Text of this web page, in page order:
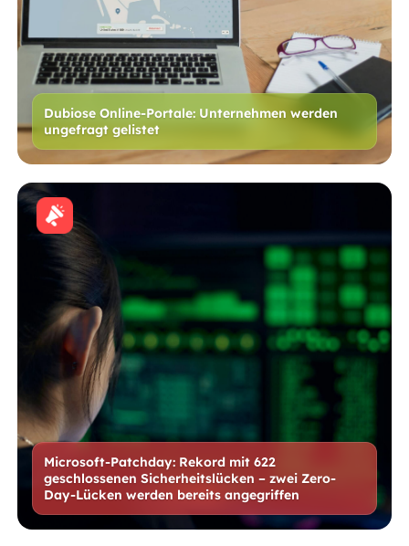
Dubiose Online-Portale: Unternehmen werden
ungefragt gelistet
Microsoft-Patchday: Rekord mit 622
geschlossenen Sicherheitslücken – zwei Zero-
Day-Lücken werden bereits angegriffen